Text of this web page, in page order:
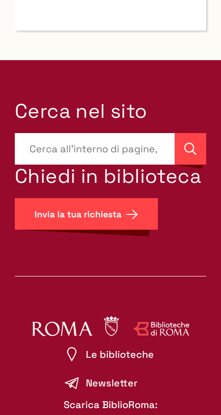
Cerca nel sito
site-
search.label???
Cerca
Chiedi in biblioteca
Invia la tua richiesta
Le biblioteche
Newsletter
Scarica BiblioRoma: